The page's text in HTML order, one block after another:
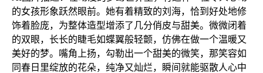
的女孩形象跃然眼前。她有着精致的刘海，恰到好处地修
饰着脸庞，为整体造型增添了几分俏皮与甜美。微微闭着
的双眼，长长的睫毛如蝶翼般轻颤，仿佛在做一个温暖又
美好的梦。嘴角上扬，勾勒出一个甜美的微笑，那笑容如
同春日里绽放的花朵，纯净又灿烂，瞬间就能驱散人心中